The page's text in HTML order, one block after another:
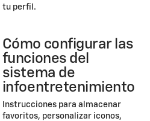
tu perfil.
Cómo configurar las
funciones del
sistema de
infoentretenimiento
Instrucciones para almacenar
favoritos, personalizar iconos,